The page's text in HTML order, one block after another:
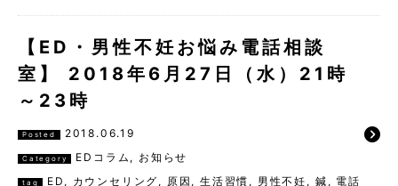
【ED・男性不妊お悩み電話相談
室】 2018年6月27日（水）21時
～23時
Posted 2018.06.19
Category EDコラム , お知らせ
tag ED , カウンセリング , 原因 ,生活習慣 , 男性不妊 , 鍼 , 電話